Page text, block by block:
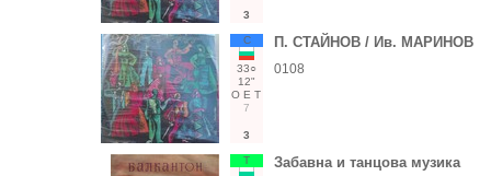
3
С
33○
12"
О Е Т
7
3
П. СТАЙНОВ / Ив. МАРИНОВ
0108
Т Забавна и танцова музика